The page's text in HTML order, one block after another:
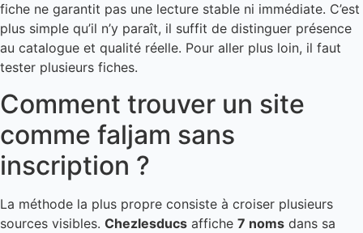
fiche ne garantit pas une lecture stable ni immédiate. C’est
plus simple qu’il n’y paraît, il suffit de distinguer présence
au catalogue et qualité réelle. Pour aller plus loin, il faut
tester plusieurs fiches.
Comment trouver un site
comme faljam sans
inscription ?
La méthode la plus propre consiste à croiser plusieurs
sources visibles. Chezlesducs affiche 7 noms dans sa